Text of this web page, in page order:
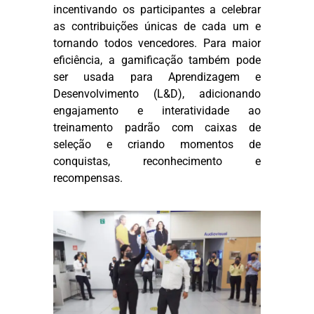
incentivando os participantes a celebrar
as contribuições únicas de cada um e
tornando todos vencedores. Para maior
eficiência, a gamificação também pode
ser usada para Aprendizagem e
Desenvolvimento (L&D), adicionando
engajamento e interatividade ao
treinamento padrão com caixas de
seleção e criando momentos de
conquistas, reconhecimento e
recompensas.